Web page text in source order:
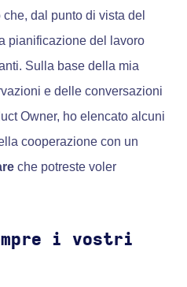
dal punto di vista del
pianificazione del lavoro
Sulla base della mia
e delle conversazioni
Owner, ho elencato alcuni
cooperazione con un
che potreste voler
i vostri